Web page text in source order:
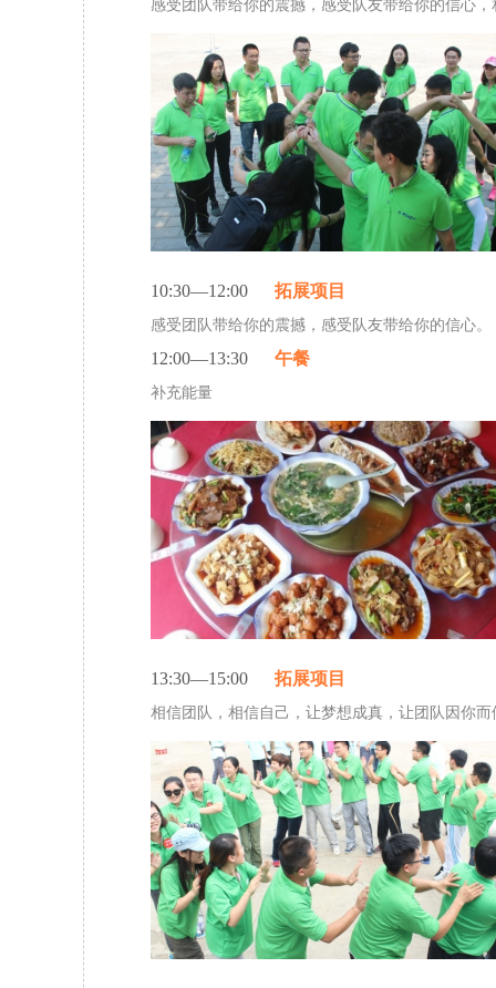
感受团队带给你的震撼，感受队友带给你的信心
10:30—12:00 拓展项目
感受团队带给你的震撼，感受队友带给你的信心。
12:00—13:30 午餐
补充能量
13:30—15:00 拓展项目
相信团队，相信自己，让梦想成真，让团队因你而